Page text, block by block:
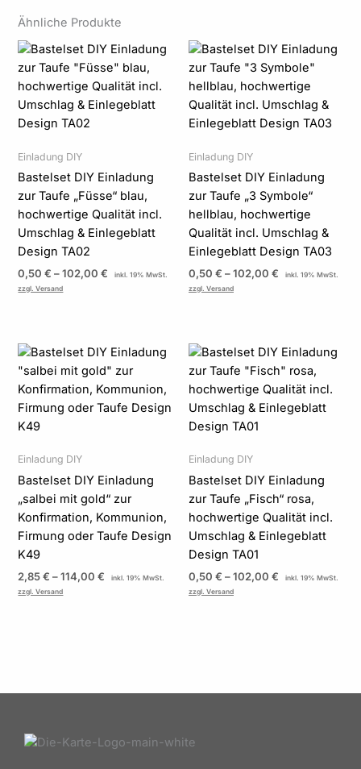
Ähnliche Produkte
Einladung DIY
Bastelset DIY Einladung
zur Taufe „Füsse“ blau,
hochwertige Qualität incl.
Umschlag & Einlegeblatt
Design TA02
0,50€ –102,00€
Preisspanne:
bis
102,00 €
inkl. 19% MwSt.
zzgl. Versand
Einladung DIY
Bastelset DIY Einladung
zur Taufe „3 Symbole“
hellblau, hochwertige
Qualität incl. Umschlag &
Einlegeblatt Design TA03
0,50 € –102,00 €
Preisspanne:
bis
102,00 €
inkl. 19% MwSt.
zzgl. Versand
Einladung DIY
Bastelset DIY Einladung
„salbei mit gold“ zur
Konfirmation, Kommunion,
Firmung oder Taufe Design
K49
2,85€ –114,00€
Preisspanne:
bis
114,00 €
inkl. 19% MwSt.
zzgl. Versand
Einladung DIY
Bastelset DIY Einladung
zur Taufe „Fisch“ rosa,
hochwertige Qualität incl.
Umschlag & Einlegeblatt
Design TA01
0,50 € –102,00 €
Preisspanne:
bis
102,00 €
inkl. 19% MwSt.
zzgl. Versand